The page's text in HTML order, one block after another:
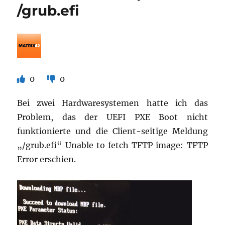
/grub.efi
0 0
Bei zwei Hardwaresystemen hatte ich das
Problem, das der UEFI PXE Boot nicht
funktionierte und die Client-seitige Meldung
„/grub.efi“ Unable to fetch TFTP image: TFTP
Error erschien.